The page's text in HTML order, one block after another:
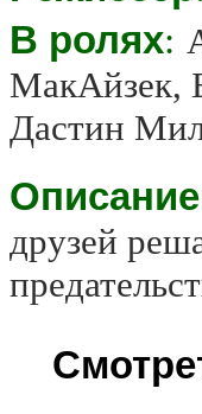
В ролях:
МакАйзек,
Дастин
Описание
друзей